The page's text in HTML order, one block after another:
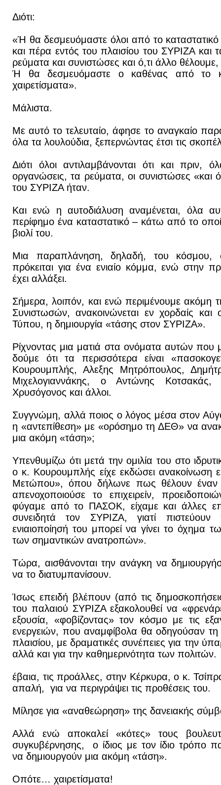
Διότι:
«Ή θα δεσμευόμαστε όλοι από το
και πέρα εντός του πλαισίου του ΣΥΡΙΖΑ και
ρεύματα και συνιστώσες και ό,τι άλλο
Ή θα δεσμευόμαστε ο καθένας από το
χαιρετίσματα».
Μάλιστα.
Με αυτό το τελευταίο, άφησε το αναγκαίο
όλα τα λουλούδια, ξεπερνώντας έτσι τις
Διότι όλοι αντιλαμβάνονται ότι και πριν,
οργανώσεις, τα ρεύματα, οι συνιστώσες «και
του ΣΥΡΙΖΑ ήταν.
Και ενώ η αυτοδιάλυση αναμένεται, όλα
περίφημο ένα καταστατικό – κάτω από το
βιολί του.
Μια παραπλάνηση, δηλαδή, του κόσμου,
πρόκειται για ένα ενιαίο κόμμα, ενώ στην
έχει αλλάξει.
Σήμερα, λοιπόν, και ενώ περιμένουμε ακόμη
Συνιστωσών, ανακοινώνεται εν χορδαίς και
Τύπου, η δημιουργία «τάσης στον ΣΥΡΙΖΑ».
Ρίχνοντας μια ματιά στα ονόματα αυτών που
δούμε ότι τα περισσότερα είναι
Κουρουμπλής, Αλεξης Μητρόπουλος,
Μιχελογιαννάκης, ο Αντώνης
Χρυσόγονος και άλλοι.
Συγγνώμη, αλλά ποιος ο λόγος μέσα στον
η «αντεπίθεση» με «ορόσημο τη ΔΕΘ» να
μια ακόμη «τάση»;
Υπενθυμίζω ότι μετά την ομιλία του στο
ο κ. Κουρουμπλής είχε εκδώσει ανακοίνωση
Μετώπου», όπου δήλωνε πως θέλουν έναν
απενοχοποιούσε το επιχειρείν,
φύγαμε από το ΠΑΣΟΚ, είχαμε και άλλες
συνειδητά τον ΣΥΡΙΖΑ, γιατί
ενιαιοποίησή του μπορεί να γίνει το όχημα
των σημαντικών ανατροπών».
Τώρα, αισθάνονται την ανάγκη να
να το διατυμπανίσουν.
Ίσως επειδή βλέπουν (από τις
του παλαιού ΣΥΡΙΖΑ εξακολουθεί να
εξουσία, «φοβίζοντας» τον κόσμο με τις
ενεργειών, που αναμφίβολα θα οδηγούσαν
πλαισίου, με δραματικές συνέπειες για την
αλλά και για την καθημερινότητα των πολιτών.
έβαια, τις προάλλες, στην Κέρκυρα, ο κ.
απαλή, για να περιγράψει τις προθέσεις του.
Μίλησε για «αναθεώρηση» της δανειακής
Αλλά ενώ αποκαλεί «κότες» τους
συγκυβέρνησης, ο ίδιος με τον ίδιο τρόπο
να δημιουργούν μια ακόμη «τάση».
Οπότε… χαιρετίσματα!